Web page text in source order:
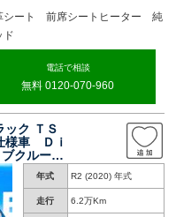
シート 前席シートヒーター 純
ド
電話で相談
無料 0120-070-960
ック ＴＳ
様車 Ｄｉ
クルーズ
スプレ
ステア
ルシフ
年式 R2 (2020) 年式
走行 6.2万Km